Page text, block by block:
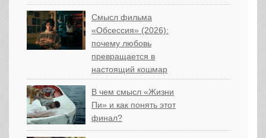
Смысл фильма
«Обсессия» (2026):
почему любовь
превращается в
настоящий кошмар
В чем смысл «Жизни
Пи» и как понять этот
финал?